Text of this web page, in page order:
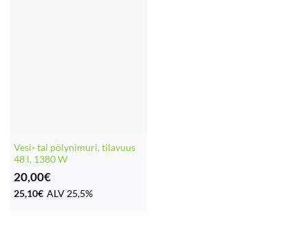
Vesi- tai pölynimuri, tilavuus
48 l, 1380 W
20,00€
25,10€ ALV 25,5%